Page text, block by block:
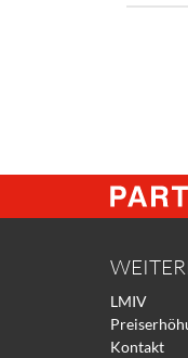
LMIV
Kontakt